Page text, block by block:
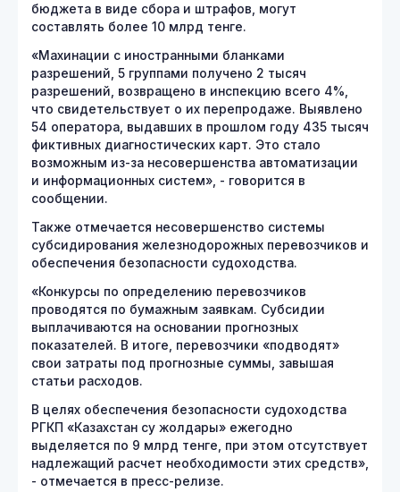
бюджета в виде сбора и штрафов, могут
составлять более 10 млрд тенге.
«Махинации с иностранными бланками
разрешений, 5 группами получено 2 тысяч
разрешений, возвращено в инспекцию всего 4%,
что свидетельствует о их перепродаже. Выявлено
54 оператора, выдавших в прошлом году 435 тысяч
фиктивных диагностических карт. Это стало
возможным из-за несовершенства автоматизации
и информационных систем», - говорится в
сообщении.
Также отмечается несовершенство системы
субсидирования железнодорожных перевозчиков и
обеспечения безопасности судоходства.
«Конкурсы по определению перевозчиков
проводятся по бумажным заявкам. Субсидии
выплачиваются на основании прогнозных
показателей. В итоге, перевозчики «подводят»
свои затраты под прогнозные суммы, завышая
статьи расходов.
В целях обеспечения безопасности судоходства
РГКП «Казахстан су жолдары» ежегодно
выделяется по 9 млрд тенге, при этом отсутствует
надлежащий расчет необходимости этих средств»,
- отмечается в пресс-релизе.